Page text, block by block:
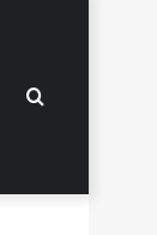
Search